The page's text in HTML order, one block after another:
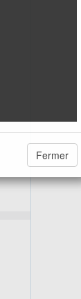
Fermer